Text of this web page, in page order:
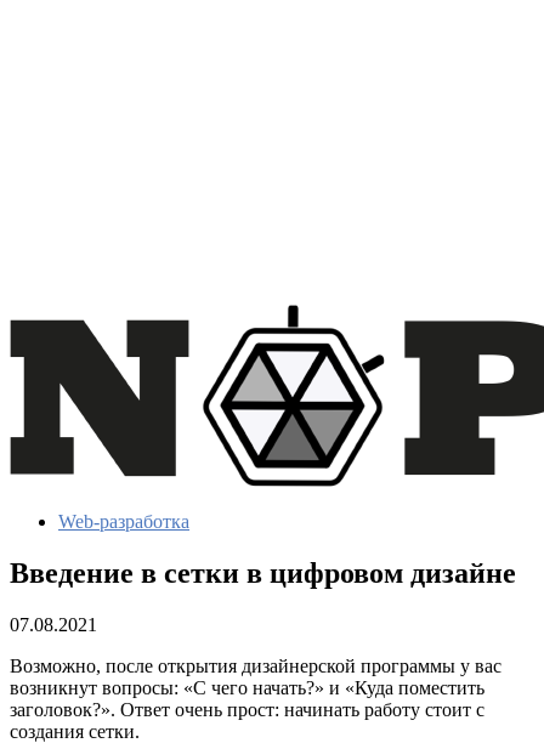
Web-разработка
Введение в сетки в цифровом дизайне
07.08.2021
Возможно, после открытия дизайнерской программы у вас
возникнут вопросы: «С чего начать?» и «Куда поместить
заголовок?». Ответ очень прост: начинать работу стоит с
создания сетки.